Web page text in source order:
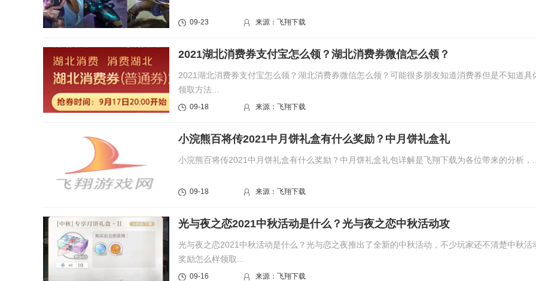
09-23 来源：飞翔下载
2021湖北消费券支付宝怎么领？湖北消费券微信怎么领？
2021湖北消费券支付宝怎么领？湖北消费券微信怎么领？可能很多朋友知道消费券但是不知道具
领取方法...
09-18 来源：飞翔下载
小浣熊百将传2021中月饼礼盒有什么奖励？中月饼礼盒礼
小浣熊百将传2021中月饼礼盒有什么奖励？中月饼礼盒礼包详解是飞翔下载为各位带来的分析，...
09-18 来源：飞翔下载
光与夜之恋2021中秋活动是什么？光与夜之恋中秋活动攻
光与夜之恋2021中秋活动是什么？光与恋之夜推出了全新的中秋活动，不少玩家还不清楚中秋活
奖励怎么样领取...
09-16 来源：飞翔下载